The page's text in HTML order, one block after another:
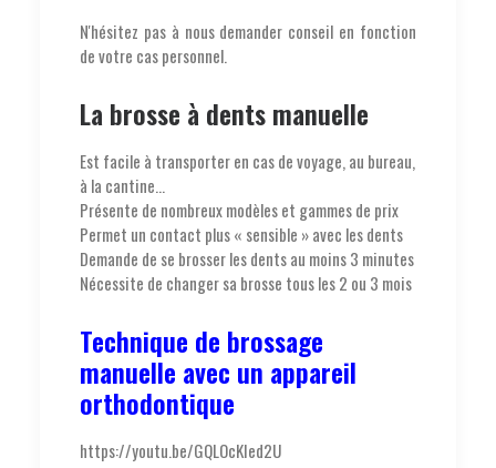
N'hésitez pas à nous demander conseil en fonction
de votre cas personnel.
La brosse à dents manuelle
Est facile à transporter en cas de voyage, au bureau,
à la cantine…
Présente de nombreux modèles et gammes de prix
Permet un contact plus « sensible » avec les dents
Demande de se brosser les dents au moins 3 minutes
Nécessite de changer sa brosse tous les 2 ou 3 mois
Technique de brossage
manuelle avec un appareil
orthodontique
https://youtu.be/GQLOcKIed2U